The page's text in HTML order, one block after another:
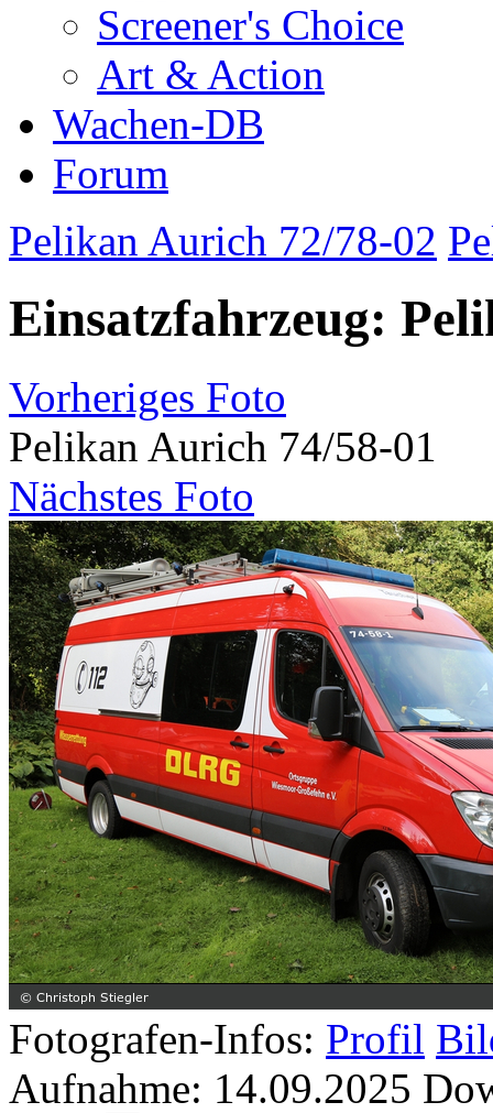
Screener's Choice
Art & Action
Wachen-DB
Forum
Pelikan Aurich 72/78-02
Einsatzfahrzeug:
Vorheriges Foto
Pelikan Aurich 74/58-01
Nächstes Foto
Fotografen-Infos: Profil
Aufnahme: 14.09.2025